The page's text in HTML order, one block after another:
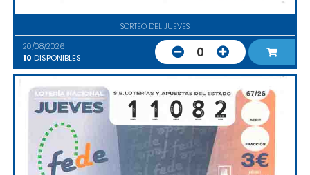
SORTEO DEL JUEVES
20/08/2026
10 DISPONIBLES 0